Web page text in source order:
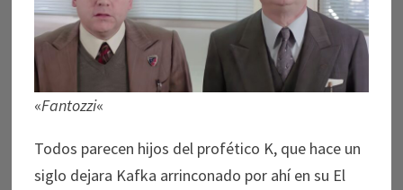
«Fantozzi«
Todos parecen hijos del profético K, que hace un
siglo dejara Kafka arrinconado por ahí en su El